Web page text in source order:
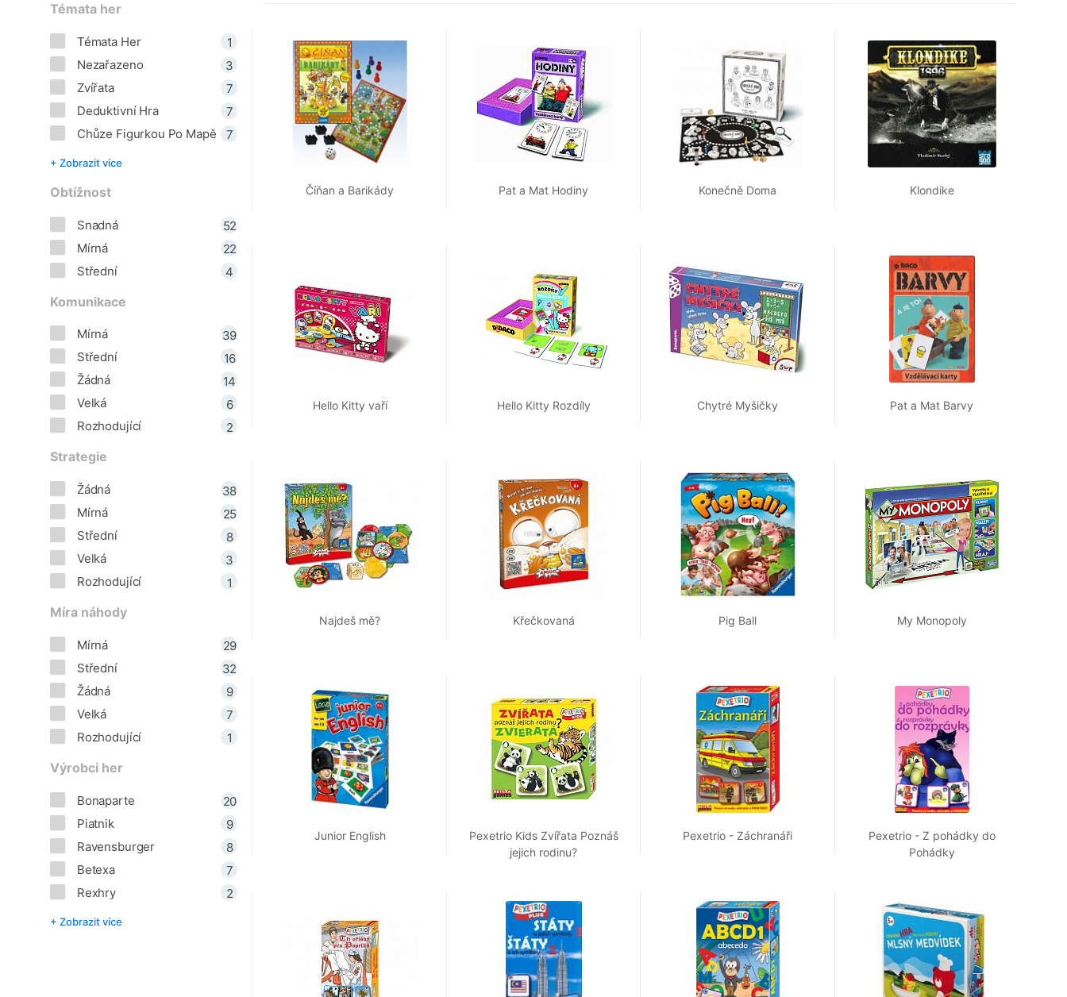
Číňan a Barikády Pat a Mat Hodiny Konečně Doma Klondike
Hello Kitty vaří Hello Kitty Rozdíly Chytré Myšičky Pat a Mat Barvy
Najdeš mě? Křečkovaná Pig Ball My Monopoly
Junior English
Pexetrio Kids Zvířata Poznáš
jejich rodinu?
Pexetrio - Záchranáři
Pexetrio - Z pohádky do
Pohádky
Témata her
Témata Her
1
Nezařazeno
3
Zvířata
7
Deduktivní Hra
7
Chůze Figurkou Po Mapě
7
+ Zobrazit více
Obtížnost
Snadná
52
Mírná
22
Střední
4
Komunikace
Mírná
39
Střední
16
Žádná
14
Velká
6
Rozhodující
2
Strategie
Žádná
38
Mírná
25
Střední
8
Velká
3
Rozhodující
1
Míra náhody
Mírná
29
Střední
32
Žádná
9
Velká
7
Rozhodující
1
Výrobci her
Bonaparte
20
Piatnik
9
Ravensburger
8
Betexa
7
Rexhry
2
+ Zobrazit více